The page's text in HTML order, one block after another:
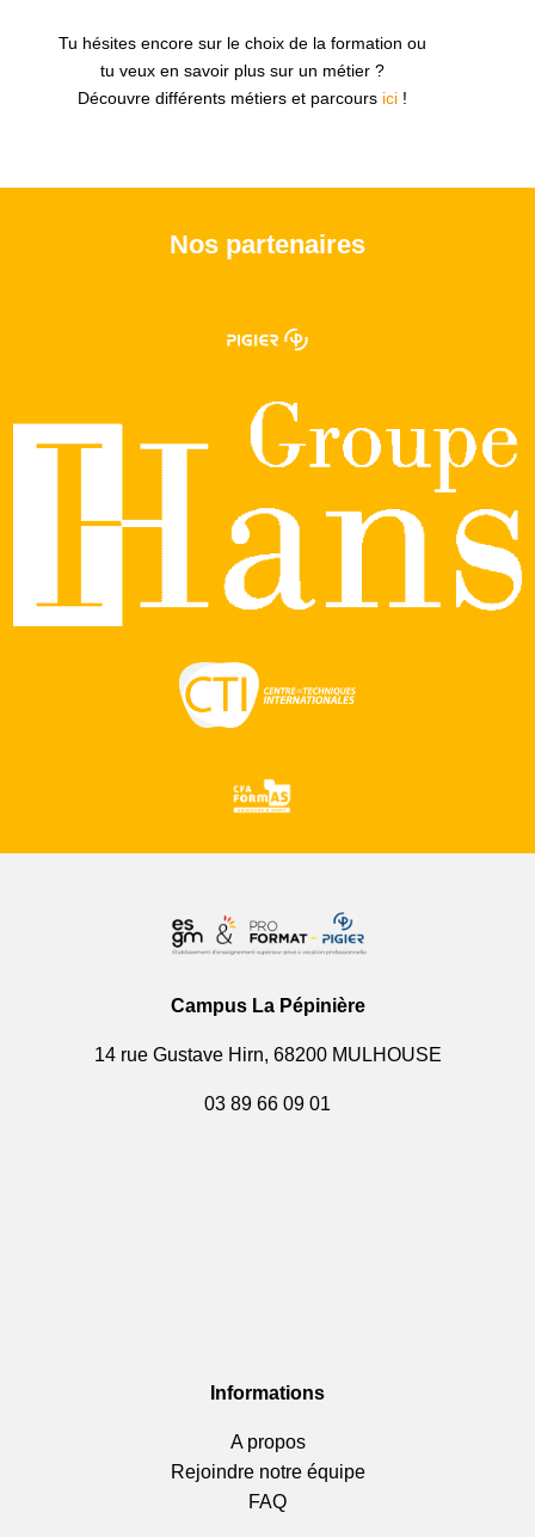
Tu hésites encore sur le choix de la formation ou
tu veux en savoir plus sur un métier ?
Découvre différents métiers et parcours ici!
Nos partenaires
Campus La Pépinière
14 rue Gustave Hirn, 68200 MULHOUSE
03 89 66 09 01
Informations
A propos
Rejoindre notre équipe
FAQ